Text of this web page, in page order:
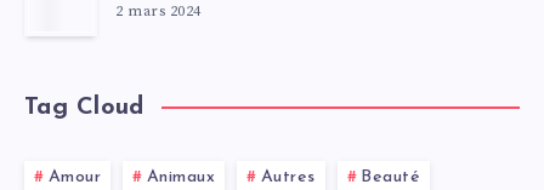
2 mars 2024
Tag Cloud
Amour Animaux Autres Beauté